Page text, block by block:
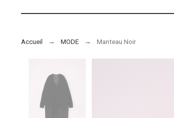
Accueil MODE Manteau Noir